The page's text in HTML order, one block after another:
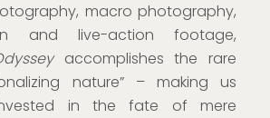
macro photography,
and live-action footage,
accomplishes the rare
nature” – making us
in the fate of mere